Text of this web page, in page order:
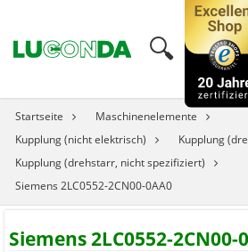
🔍︎
Startseite
Maschinenelemente
Kupplung (nicht elektrisch)
Kupplung
Kupplung (drehstarr, nicht spezifiziert)
Siemens 2LC0552-2CN00-0AA0
Siemens 2LC0552-2CN00-